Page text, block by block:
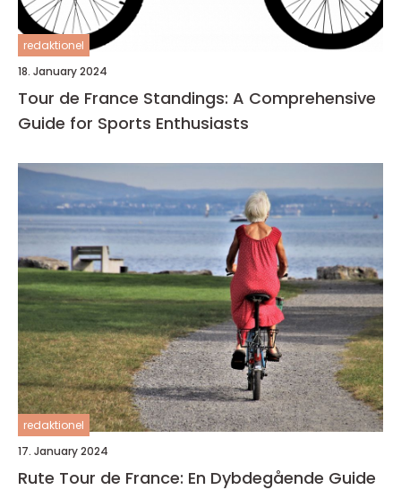
redaktionel
18. January 2024
Tour de France Standings: A Comprehensive
Guide for Sports Enthusiasts
redaktionel
17. January 2024
Rute Tour de France: En Dybdegående Guide